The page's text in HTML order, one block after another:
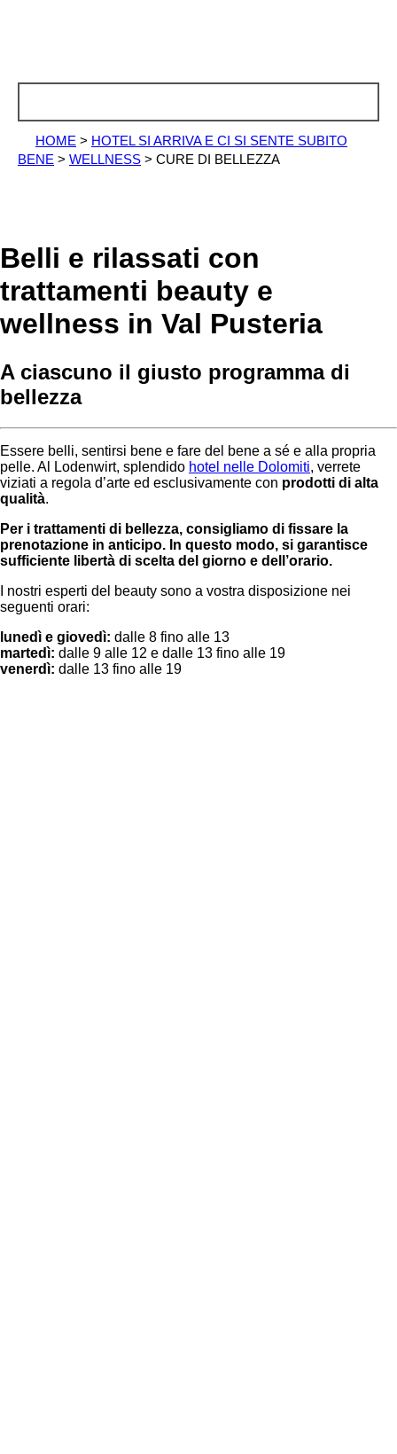
HOME > HOTEL SI ARRIVA E CI SI SENTE SUBITO
BENE > WELLNESS > CURE DI BELLEZZA
Belli e rilassati con
trattamenti beauty e
wellness in Val Pusteria
A ciascuno il giusto programma di
bellezza
Essere belli, sentirsi bene e fare del bene a sé e alla propria
pelle. Al Lodenwirt, splendido hotel nelle Dolomiti, verrete
viziati a regola d’arte ed esclusivamente con prodotti di alta
qualità.
Per i trattamenti di bellezza, consigliamo di fissare la
prenotazione in anticipo. In questo modo, si garantisce
sufficiente libertà di scelta del giorno e dell’orario.
I nostri esperti del beauty sono a vostra disposizione nei
seguenti orari:
lunedì e giovedì: dalle 8 fino alle 13
martedì: dalle 9 alle 12 e dalle 13 fino alle 19
venerdì: dalle 13 fino alle 19